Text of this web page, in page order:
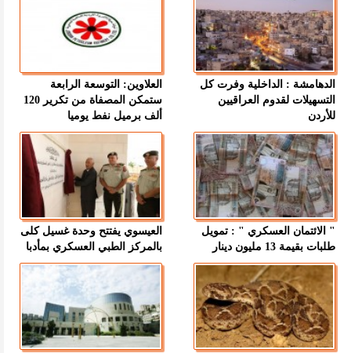
الدهامشة : الداخلية وفرت كل
التسهيلات لقدوم العراقيين
للأردن
العلاوين: التوسعة الرابعة
ستمكن المصفاة من تكرير 120
ألف برميل نفط يوميا
" الائتمان العسكري " : تمويل
طلبات بقيمة 13 مليون دينار
العيسوي يفتتح وحدة غسيل كلى
بالمركز الطبي العسكري بمأدبا